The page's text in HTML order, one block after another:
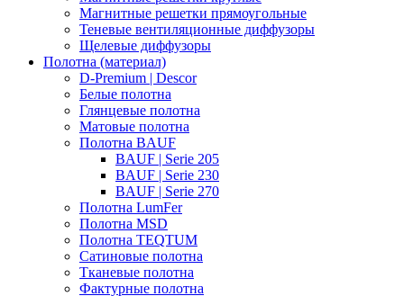
Магнитные решетки прямоугольные
Теневые вентиляционные диффузоры
Щелевые диффузоры
Полотна (материал)
D-Premium | Descor
Белые полотна
Глянцевые полотна
Матовые полотна
Полотна BAUF
BAUF | Serie 205
BAUF | Serie 230
BAUF | Serie 270
Полотна LumFer
Полотна MSD
Полотна TEQTUM
Сатиновые полотна
Тканевые полотна
Фактурные полотна